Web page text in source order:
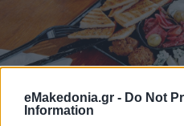
eMakedonia.gr - Do Not
Information